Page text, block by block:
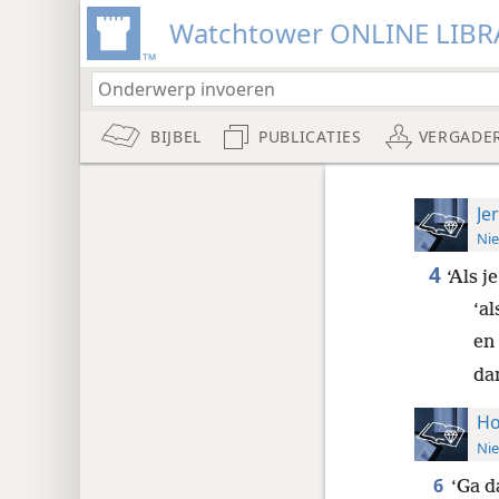
Watchtower ONLINE
BIJBEL PUBLICATIES
4 ‘Als
6 ‘Ga